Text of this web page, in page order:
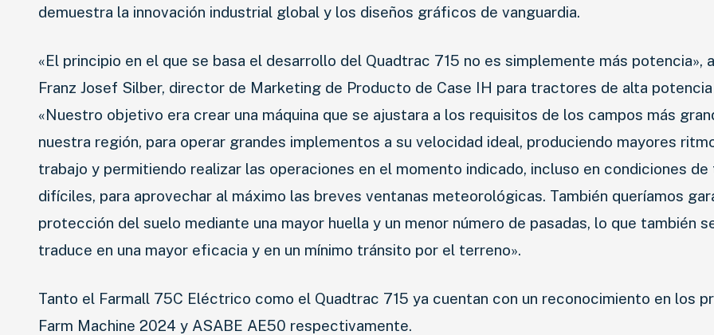
demuestra la innovación industrial global y los diseños gráficos de vanguardia.
«El principio en el que se basa el desarrollo del Quadtrac 715 no es simplemente más potencia»,
Franz Josef Silber, director de Marketing de Producto de Case IH para tractores de alta
«Nuestro objetivo era crear una máquina que se ajustara a los requisitos de los campos más
nuestra región, para operar grandes implementos a su velocidad ideal, produciendo mayores
trabajo y permitiendo realizar las operaciones en el momento indicado, incluso en condiciones de
difíciles, para aprovechar al máximo las breves ventanas meteorológicas. También queríamos
protección del suelo mediante una mayor huella y un menor número de pasadas, lo que también
traduce en una mayor eficacia y en un mínimo tránsito por el terreno».
Tanto el Farmall 75C Eléctrico como el Quadtrac 715 ya cuentan con un reconocimiento en los
Farm Machine 2024 y ASABE AE50 respectivamente.